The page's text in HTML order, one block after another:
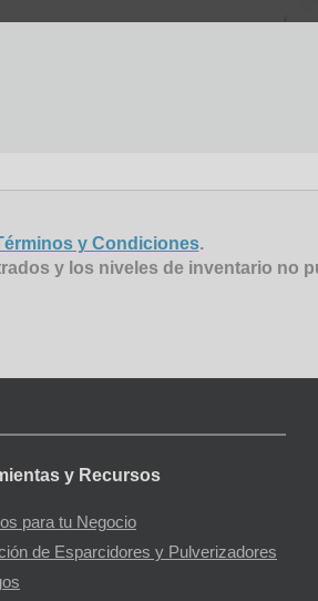
y Condiciones.
y los niveles de inventario no
y Recursos
para tu Negocio
de Esparcidores y Pulverizadores